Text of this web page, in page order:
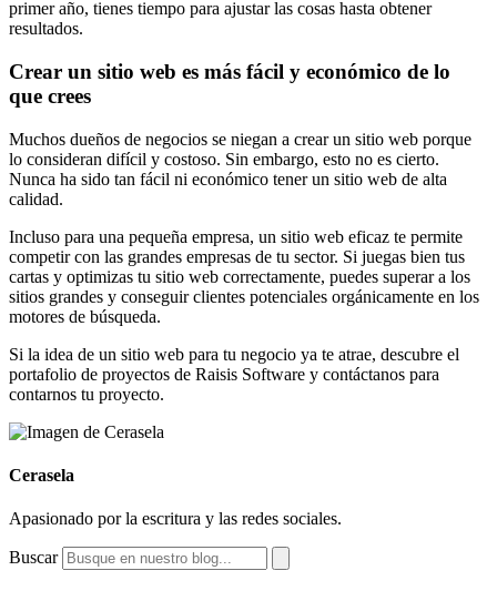
primer año, tienes tiempo para ajustar las cosas hasta obtener
resultados.
Crear un sitio web es más fácil y económico de lo
que crees
Muchos dueños de negocios se niegan a crear un sitio web porque
lo consideran difícil y costoso. Sin embargo, esto no es cierto.
Nunca ha sido tan fácil ni económico tener un sitio web de alta
calidad.
Incluso para una pequeña empresa, un sitio web eficaz te permite
competir con las grandes empresas de tu sector. Si juegas bien tus
cartas y optimizas tu sitio web correctamente, puedes superar a los
sitios grandes y conseguir clientes potenciales orgánicamente en los
motores de búsqueda.
Si la idea de un sitio web para tu negocio ya te atrae, descubre el
portafolio de proyectos de Raisis Software y contáctanos para
contarnos tu proyecto.
Cerasela
Apasionado por la escritura y las redes sociales.
Buscar